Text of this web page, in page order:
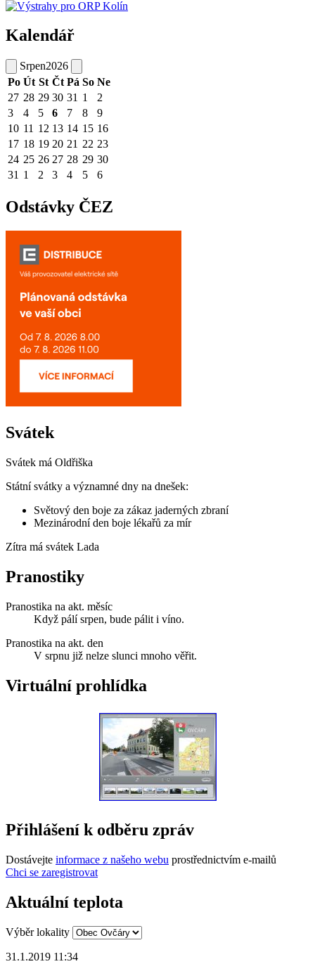
Kalendář
Srpen2026
Po Út St Čt Pá So Ne
27 28 29 30 31 1
2
3
4 5 6 7 8
9
10 11 12 13 14 15 16
17 18 19 20 21 22 23
24 25 26 27 28 29 30
31 1 2 3 4 5 6
Odstávky ČEZ
Svátek
Svátek má Oldřiška
Státní svátky a významné dny na dnešek:
Světový den boje za zákaz jaderných zbraní
Mezinárodní den boje lékařů za mír
Zítra má svátek Lada
Pranostiky
Pranostika na akt. měsíc
Když pálí srpen, bude pálit i víno.
Pranostika na akt. den
V srpnu již nelze slunci mnoho věřit.
Virtuální prohlídka
Přihlášení k odběru zpráv
Dostávejte informace z našeho webu prostřednictvím e-mailů
Chci se zaregistrovat
Aktuální teplota
Výběr lokality
31.1.2019 11:34